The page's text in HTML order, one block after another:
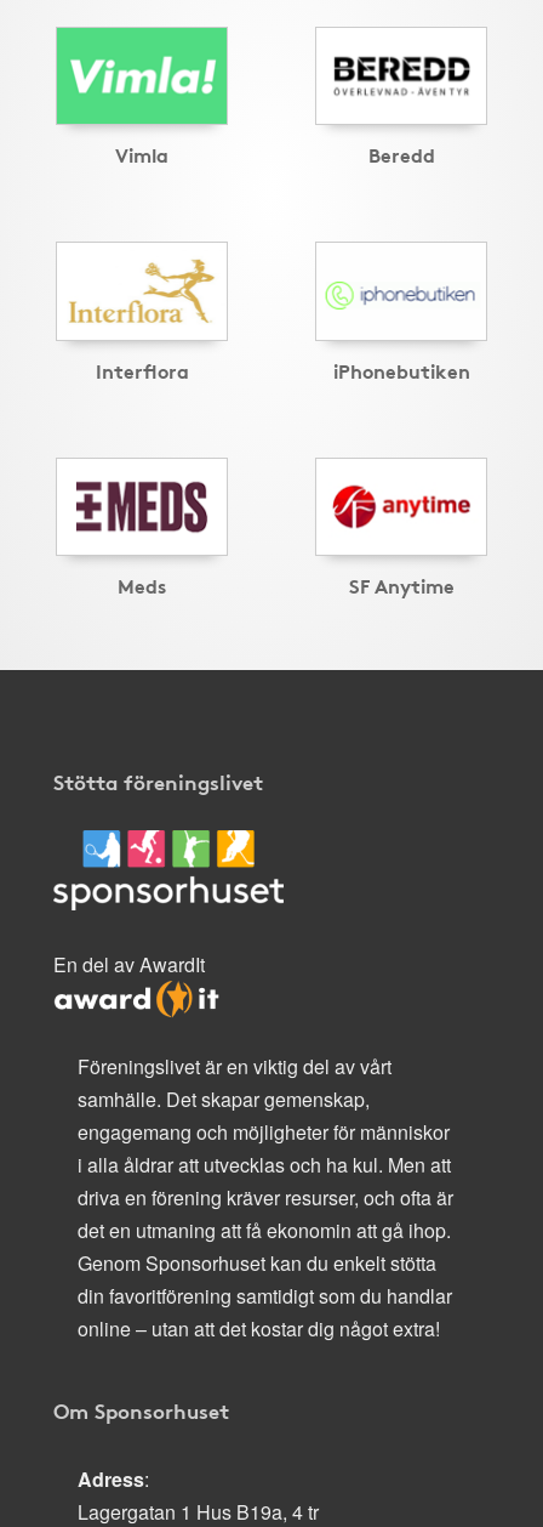
Vimla Beredd
Interflora iPhonebutiken
Meds SF Anytime
Stötta föreningslivet
En del av AwardIt
Föreningslivet är en viktig del av vårt
samhälle. Det skapar gemenskap,
engagemang och möjligheter för människor
i alla åldrar att utvecklas och ha kul. Men att
driva en förening kräver resurser, och ofta är
det en utmaning att få ekonomin att gå ihop.
Genom Sponsorhuset kan du enkelt stötta
din favoritförening samtidigt som du handlar
online – utan att det kostar dig något extra!
Om Sponsorhuset
Adress:
Lagergatan 1 Hus B19a, 4 tr